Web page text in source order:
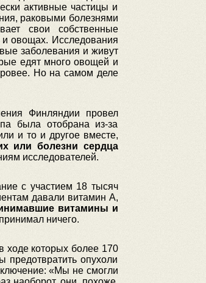
активные частицы и
раковыми болезнями
свои собственные
и овощах. Исследования
заболевания и живут
едят много овощей и
Но на самом деле
Финляндии провел
была отобрана из-за
и то и другое вместе,
или болезни сердца
исследователей.
с участием 18 тысяч
давали витамин А,
витамины и
ничего.
ходе которых более 170
опухоли
«Мы не смогли